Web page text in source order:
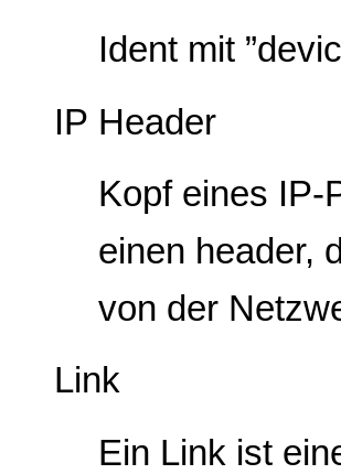
Ident mit
IP Header
Kopf eines IP-
einen header,
von der
Link
Ein Link ist